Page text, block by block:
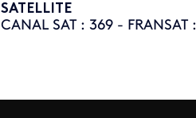
SATELLITE
CANAL SAT : 369 - FRANSAT